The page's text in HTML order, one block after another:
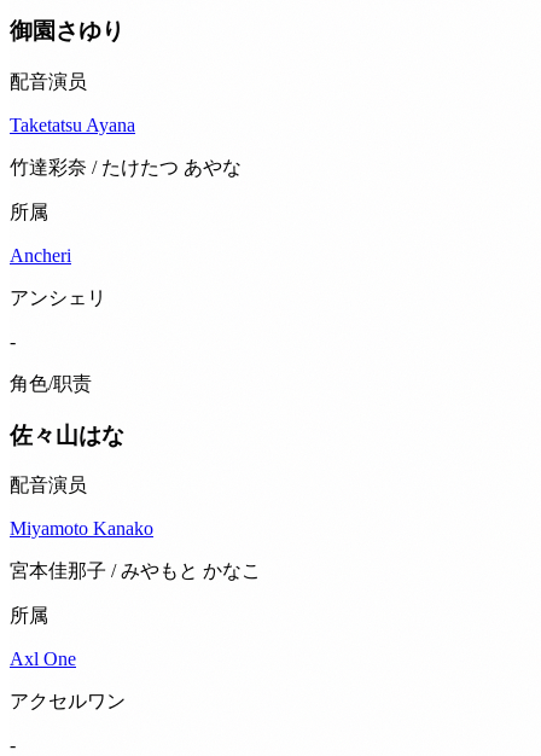
御園さゆり
配音演员
Taketatsu Ayana
竹達彩奈 / たけたつ あやな
所属
Ancheri
アンシェリ
-
角色/职责
佐々山はな
配音演员
Miyamoto Kanako
宮本佳那子 / みやもと かなこ
所属
Axl One
アクセルワン
-